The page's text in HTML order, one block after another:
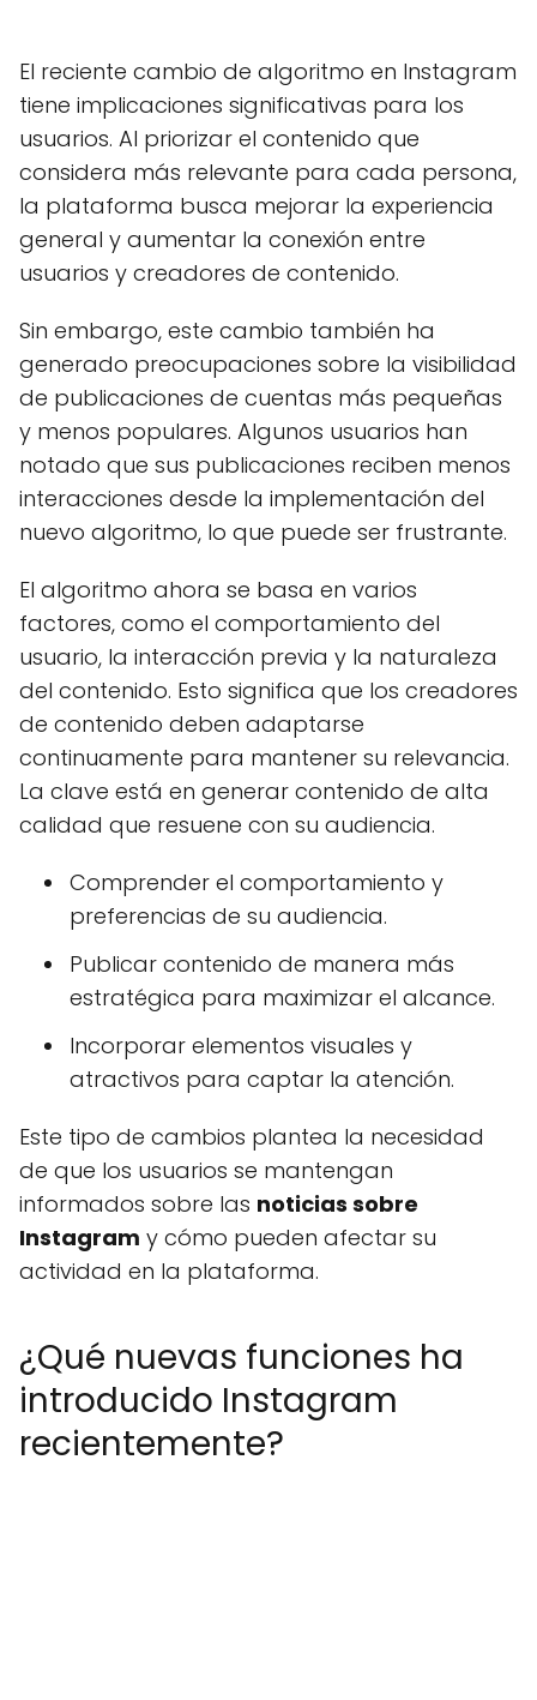
El reciente cambio de algoritmo en Instagram
tiene implicaciones significativas para los
usuarios. Al priorizar el contenido que
considera más relevante para cada persona,
la plataforma busca mejorar la experiencia
general y aumentar la conexión entre
usuarios y creadores de contenido.
Sin embargo, este cambio también ha
generado preocupaciones sobre la visibilidad
de publicaciones de cuentas más pequeñas
y menos populares. Algunos usuarios han
notado que sus publicaciones reciben menos
interacciones desde la implementación del
nuevo algoritmo, lo que puede ser frustrante.
El algoritmo ahora se basa en varios
factores, como el comportamiento del
usuario, la interacción previa y la naturaleza
del contenido. Esto significa que los creadores
de contenido deben adaptarse
continuamente para mantener su relevancia.
La clave está en generar contenido de alta
calidad que resuene con su audiencia.
Comprender el comportamiento y
preferencias de su audiencia.
Publicar contenido de manera más
estratégica para maximizar el alcance.
Incorporar elementos visuales y
atractivos para captar la atención.
Este tipo de cambios plantea la necesidad
de que los usuarios se mantengan
informados sobre las noticias sobre
Instagram y cómo pueden afectar su
actividad en la plataforma.
¿Qué nuevas funciones ha
introducido Instagram
recientemente?